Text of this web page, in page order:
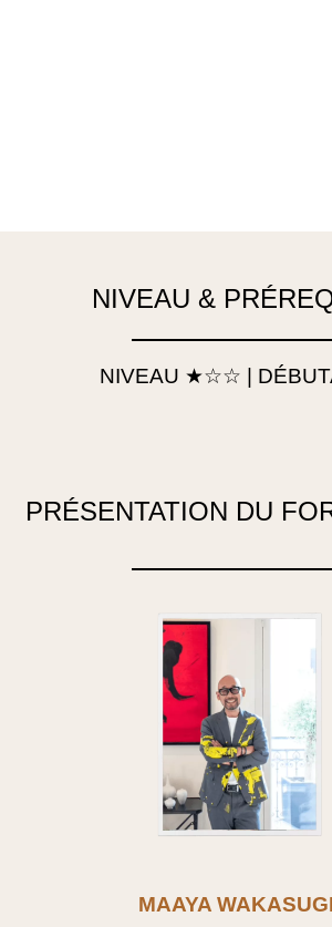
NIVEAU &
NIVEAU ★☆☆ |
PRÉSENTATION DU
MAAYA WAKASUGI